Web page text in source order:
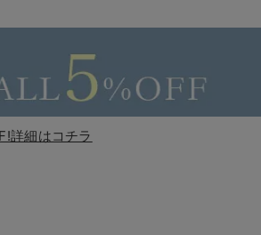
詳細はコチラ